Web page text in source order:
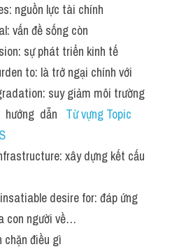
nguồn lực tài chính
vấn đề sống còn
sự phát triển kinh tế
to: là trở ngại chính với
suy giảm môi trường
hướng  dẫn Từ vựng Topic
xây dựng kết cấu
desire for: đáp ứng
con người về…
điều gì